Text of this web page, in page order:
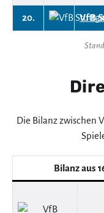
20. VfB
Die Bilanz zwischen
Bilanz aus